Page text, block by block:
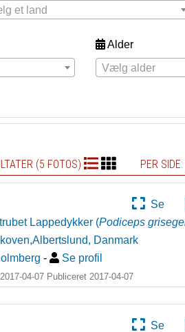
et land
Alder
Vælg alder
(5 FOTOS) PER SIDE:
Se
Lappedykker (Podiceps
, Danmark
- Se profil
04-07 Publiceret2017-04-07
Se